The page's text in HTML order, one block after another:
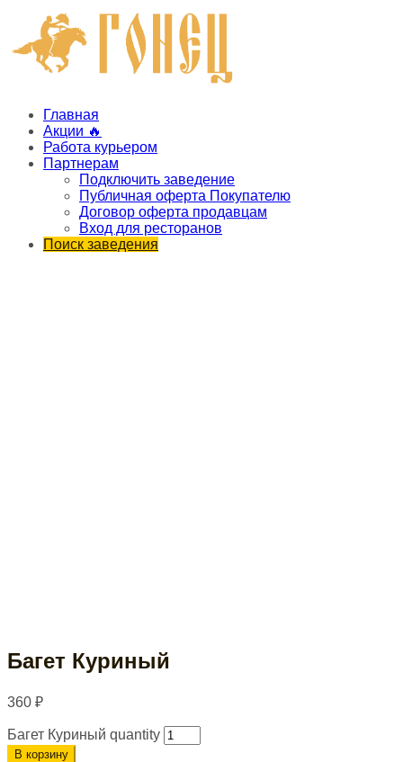
Главная
Акции 🔥
Работа курьером
Партнерам
Подключить заведение
Публичная оферта Покупателю
Договор оферта продавцам
Вход для ресторанов
Поиск заведения
Багет Куриный
360 ₽
Багет Куриный quantity
В корзину